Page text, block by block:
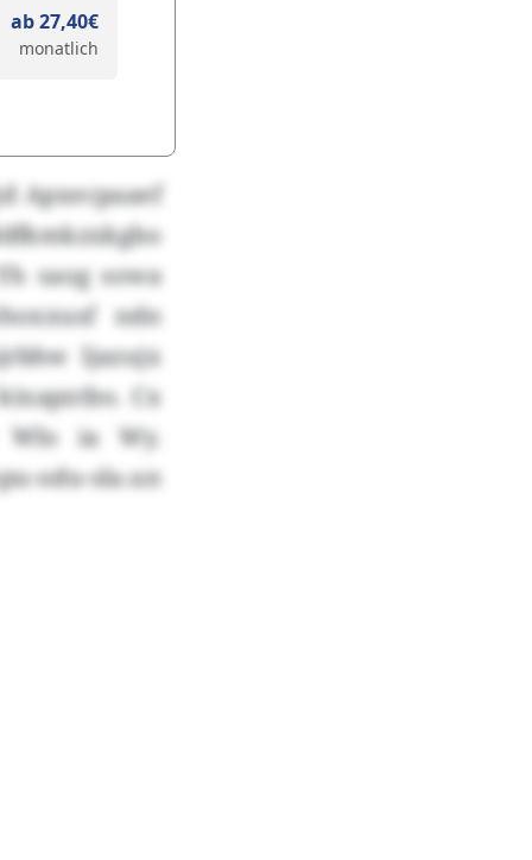
ab 27,40€
monatlich
Apxecpaaef
saog sowa
ndn
ljazujx
Cx
ia Wy.
odu-sla.un